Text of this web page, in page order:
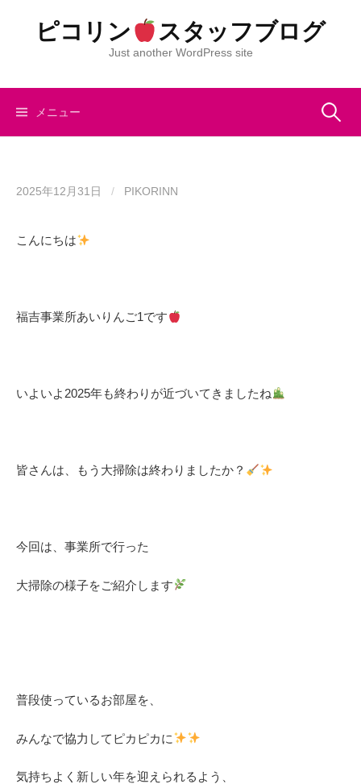
ツ
ピコリン スタッフブログ
Just another WordPress site
メニュー 検
2025年12月31日 / PIKORINN
こんにちは
福吉事業所あいりんご1です
いよいよ2025年も終わりが近づいてきましたね
皆さんは、もう大掃除は終わりましたか？
今回は、事業所で行った
大掃除の様子をご紹介します
普段使っているお部屋を、
みんなで協力してピカピカに
気持ちよく新しい年を迎えられるよう、